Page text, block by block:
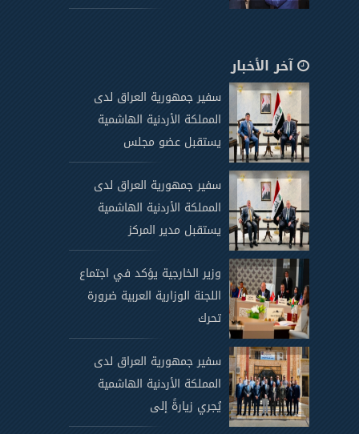
آخر الأخبار
سفير جمهورية العراق لدى
المملكة الأردنية الهاشمية
يستقبل عضو مجلس
سفير جمهورية العراق لدى
المملكة الأردنية الهاشمية
يستقبل مدير المركز
وزير الخارجية يؤكد في اجتماع
اللجنة الوزارية العربية ضرورة
تحرك
سفير جمهورية العراق لدى
المملكة الأردنية الهاشمية
يُجري زيارةً إلى